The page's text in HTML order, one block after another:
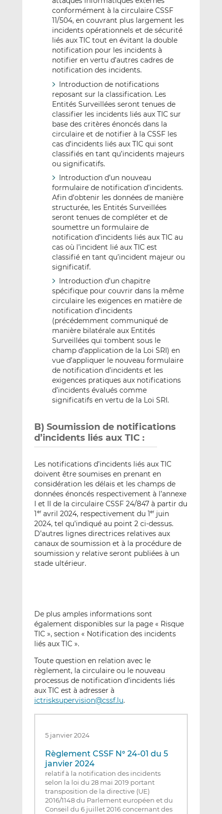
conformément à la circulaire CSSF
11/504, en couvrant plus largement les
incidents opérationnels et de sécurité
liés aux TIC tout en évitant la double
notification pour les incidents à
notifier en vertu d’autres cadres de
notification des incidents.
Introduction de notifications
reposant sur la classification. Les
Entités Surveillées seront tenues de
classifier les incidents liés aux TIC sur
base des critères énoncés dans la
circulaire et de notifier à la CSSF les
cas d’incidents liés aux TIC qui sont
classifiés en tant qu’incidents majeurs
ou significatifs.
Introduction d’un nouveau
formulaire de notification d’incidents.
Afin d’obtenir les données de manière
structurée, les Entités Surveillées
seront tenues de compléter et de
soumettre un formulaire de
notification d’incidents liés aux TIC au
cas où l’incident lié aux TIC est
classifié en tant qu’incident majeur ou
significatif.
Introduction d’un chapitre
spécifique pour couvrir dans la même
circulaire les exigences en matière de
notification d’incidents
(précédemment communiqué de
manière bilatérale aux Entités
Surveillées qui tombent sous le
champ d’application de la Loi SRI) en
vue d’appliquer le nouveau formulaire
de notification d’incidents et les
exigences pratiques aux notifications
d’incidents évalués comme
significatifs en vertu de la Loi SRI.
B) Soumission de notifications
d’incidents liés aux TIC :
Les notifications d’incidents liés aux TIC
doivent être soumises en prenant en
considération les délais et les champs de
données énoncés respectivement à l’annexe
I et II de la circulaire CSSF 24/847 à partir du
1 eravril 2024, respectivement du 1er juin
2024, tel qu’indiqué au point 2 ci-dessus.
D’autres lignes directrices relatives aux
canaux de soumission et à la procédure de
soumission y relative seront publiées à un
stade ultérieur.
De plus amples informations sont
également disponibles sur la page « Risque
TIC », section « Notification des incidents
liés aux TIC ».
Toute question en relation avec le
règlement, la circulaire ou le nouveau
processus de notification d’incidents liés
aux TIC est à adresser à
ictrisksupervision@cssf.lu.
5 janvier 2024
Règlement CSSF N° 24-01 du 5
janvier 2024
relatif à la notification des incidents
selon la loi du 28 mai 2019 portant
transposition de la directive (UE)
2016/1148 du Parlement européen et du
Conseil du 6 juillet 2016 concernant des